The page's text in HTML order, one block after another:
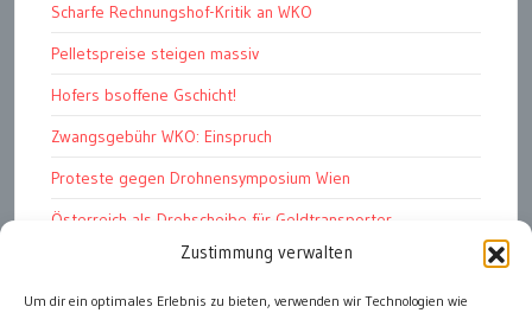
Zustimmung verwalten
Um dir ein optimales Erlebnis zu bieten, verwenden wir Technologien wie
Scharfe Rechnungshof-Kritik an WKO
Pelletspreise steigen massiv
Hofers bsoffene Gschicht!
Zwangsgebühr WKO: Einspruch
Proteste gegen Drohnensymposium Wien
Österreich als Drehscheibe für Geldtransporter
Financial Stability Report der OeNB 2026
Genug Eier fürs Osterkörberl?